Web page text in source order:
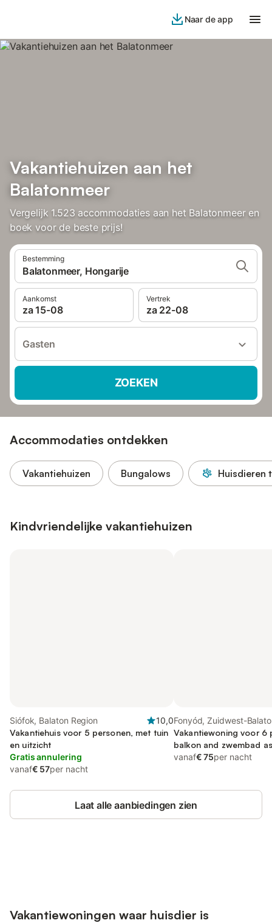
Naar de app
Vakantiehuizen aan het
Balatonmeer
Vergelijk 1.523 accommodaties aan het Balatonmeer en
boek voor de beste prijs!
Bestemming
Balatonmeer, Hongarije
Aankomst
za 15-08
Vertrek
za 22-08
Gasten
ZOEKEN
Accommodaties ontdekken
Vakantiehuizen Bungalows Huisdieren
Kindvriendelijke vakantiehuizen
Siófok, Balaton Region
10,0
Vakantiehuis voor 5 personen, met tuin
en uitzicht
Gratis annulering
vanaf€ 57per nacht
Fonyód, Zuidwest-
Vakantiewoning voor 6
balkon and zwembad
op het meer,
vanaf€ 75per nacht
Laat alle aanbiedingen zien
Vakantiewoningen waar huisdier is